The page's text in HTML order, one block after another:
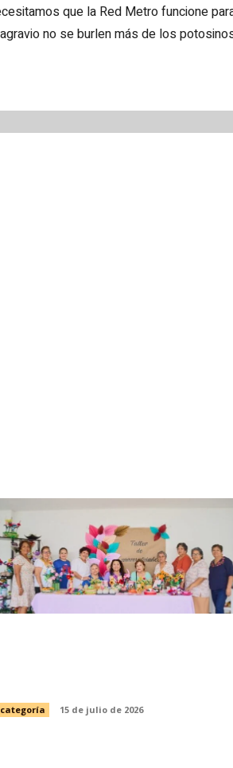
que la Red Metro funcione
no se burlen más de los
15 de julio de 2026